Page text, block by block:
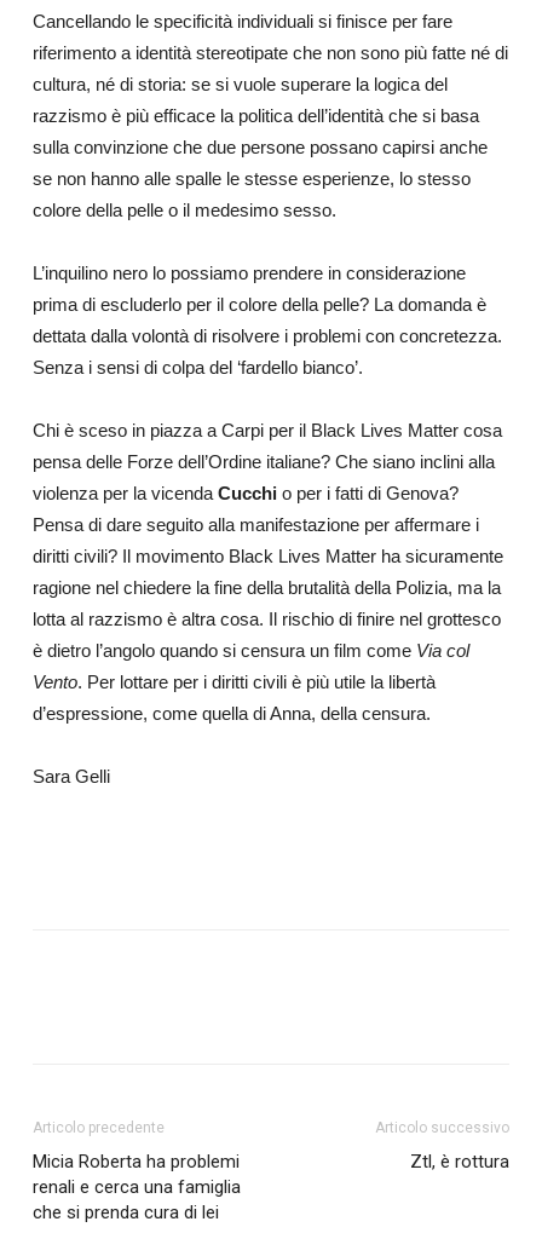
Cancellando le specificità individuali si finisce per fare
riferimento a identità stereotipate che non sono più fatte né di
cultura, né di storia: se si vuole superare la logica del
razzismo è più efficace la politica dell’identità che si basa
sulla convinzione che due persone possano capirsi anche
se non hanno alle spalle le stesse esperienze, lo stesso
colore della pelle o il medesimo sesso.
L’inquilino nero lo possiamo prendere in considerazione
prima di escluderlo per il colore della pelle? La domanda è
dettata dalla volontà di risolvere i problemi con concretezza.
Senza i sensi di colpa del ‘fardello bianco’.
Chi è sceso in piazza a Carpi per il Black Lives Matter cosa
pensa delle Forze dell’Ordine italiane? Che siano inclini alla
violenza per la vicenda Cucchio per i fatti di Genova?
Pensa di dare seguito alla manifestazione per affermare i
diritti civili? Il movimento Black Lives Matter ha sicuramente
ragione nel chiedere la fine della brutalità della Polizia, ma la
lotta al razzismo è altra cosa. Il rischio di finire nel grottesco
è dietro l’angolo quando si censura un film come Via col
Vento. Per lottare per i diritti civili è più utile la libertà
d’espressione, come quella di Anna, della censura.
Sara Gelli
Articolo precedente
Micia Roberta ha problemi
renali e cerca una famiglia
che si prenda cura di lei
Articolo successivo
Ztl, è rottura